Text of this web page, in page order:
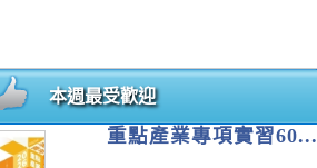
本週最受歡迎
重點產業專項實習60...